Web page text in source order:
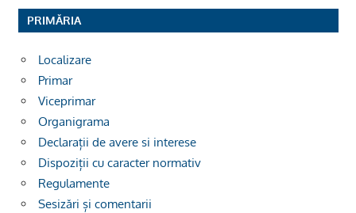
PRIMĂRIA
Localizare
Primar
Viceprimar
Organigrama
Declarații de avere si interese
Dispoziții cu caracter normativ
Regulamente
Sesizări și comentarii